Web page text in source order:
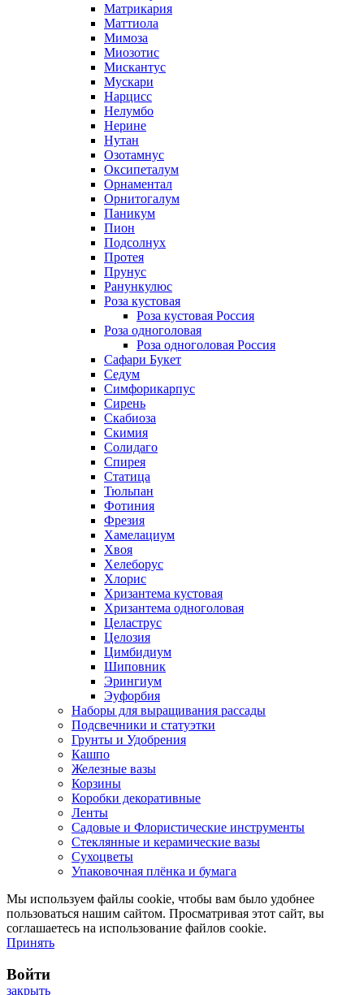
Матрикария
Маттиола
Мимоза
Миозотис
Мискантус
Мускари
Нарцисс
Нелумбо
Нерине
Нутан
Озотамнус
Оксипеталум
Орнаментал
Орнитогалум
Паникум
Пион
Подсолнух
Протея
Прунус
Ранункулюс
Роза кустовая
Роза кустовая Россия
Роза одноголовая
Роза одноголовая Россия
Сафари Букет
Седум
Симфорикарпус
Сирень
Скабиоза
Скимия
Солидаго
Спирея
Статица
Тюльпан
Фотиния
Фрезия
Хамелациум
Хвоя
Хелеборус
Хлорис
Хризантема кустовая
Хризантема одноголовая
Целаструс
Целозия
Цимбидиум
Шиповник
Эрингиум
Эуфорбия
Наборы для выращивания рассады
Подсвечники и статуэтки
Грунты и Удобрения
Кашпо
Железные вазы
Корзины
Коробки декоративные
Ленты
Садовые и Флористические инструменты
Стеклянные и керамические вазы
Сухоцветы
Упаковочная плёнка и бумага
Мы используем файлы cookie, чтобы вам было удобнее
пользоваться нашим сайтом. Просматривая этот сайт, вы
соглашаетесь на использование файлов cookie.
Принять
Войти
закрыть